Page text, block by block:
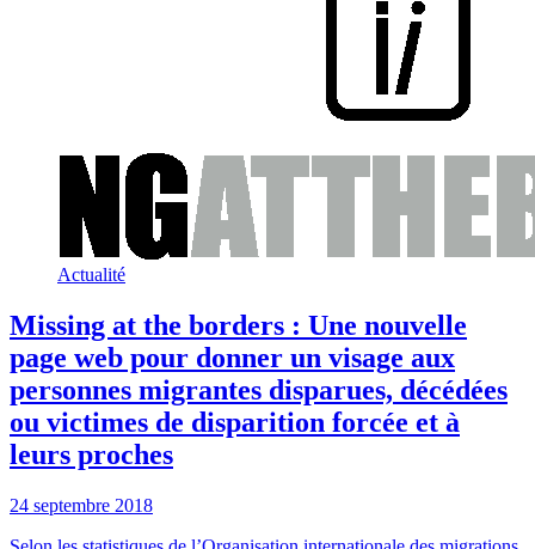
Actualité
Missing at the borders : Une nouvelle
page web pour donner un visage aux
personnes migrantes disparues, décédées
ou victimes de disparition forcée et à
leurs proches
24 septembre 2018